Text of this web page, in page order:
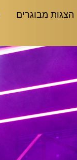
הצגות מבוגרים